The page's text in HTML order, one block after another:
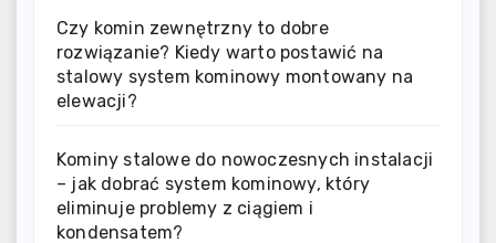
Czy komin zewnętrzny to dobre
rozwiązanie? Kiedy warto postawić na
stalowy system kominowy montowany na
elewacji?
Kominy stalowe do nowoczesnych instalacji
– jak dobrać system kominowy, który
eliminuje problemy z ciągiem i
kondensatem?